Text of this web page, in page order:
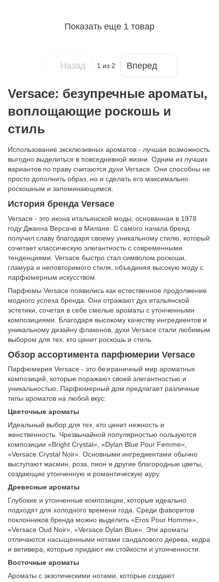
Показать еще 1 товар
Назад 1 из 2 Вперед
Versace: безупречные ароматы,
воплощающие роскошь и
стиль
Использование эксклюзивных ароматов - лучшая возможность
выгодно выделиться в повседневной жизни. Одним из лучших
вариантов по праву считаются духи Versace. Они способны не
просто дополнить образ, но и сделать его максимально
роскошным и запоминающимся.
История бренда Versace
Versace - это икона итальянской моды, основанная в 1978
году Джанна Версаче в Милане. С самого начала бренд
получил славу благодаря своему уникальному стилю, который
сочетает классическую элегантность с современными
тенденциями. Versace быстро стал символом роскоши,
гламура и неповторимого стиля, объединяя высокую моду с
парфюмерным искусством.
Парфюмы Versace появились как естественное продолжение
модного успеха бренда. Они отражают дух итальянской
эстетики, сочетая в себе смелые ароматы с утонченными
композициями. Благодаря высокому качеству ингредиентов и
уникальному дизайну флаконов, духи Versace стали любимым
выбором для тех, кто ценит роскошь и стиль.
Обзор ассортимента парфюмерии Versace
Парфюмерия Versace - это безграничный мир ароматных
композиций, которые поражают своей элегантностью и
уникальностью. Парфюмерный дом предлагает различные
типы ароматов на любой вкус:
Цветочные ароматы
Идеальный выбор для тех, кто ценит нежность и
женственность. Чрезвычайной популярностью пользуются
композиции «Bright Crystal», «Dylan Blue Pour Femme»,
«Versace Crystal Noir». Основными ингредиентами обычно
выступают жасмин, роза, пион и другие благородные цветы,
создающие утонченную и романтическую ауру.
Древесные ароматы
Глубокие и утонченные композиции, которые идеально
подходят для холодного времени года. Среди фаворитов
поклонников бренда можно выделить «Eros Pour Homme»,
«Versace Oud Noir», «Versace Dylan Blue». Эти ароматы
отличаются насыщенными нотами сандалового дерева, кедра
и ветивера, которые придают им стойкости и утонченности.
Восточные ароматы
Ароматы с экзотическими нотами, которые создают